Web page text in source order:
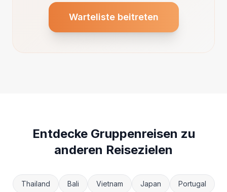
Warteliste beitreten
Entdecke Gruppenreisen zu
anderen Reisezielen
Thailand Bali Vietnam Japan Portugal